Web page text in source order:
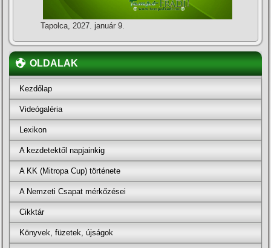
Tapolca, 2027. január 9.
OLDALAK
Kezdőlap
Videógaléria
Lexikon
A kezdetektől napjainkig
A KK (Mitropa Cup) története
A Nemzeti Csapat mérkőzései
Cikktár
Könyvek, füzetek, újságok